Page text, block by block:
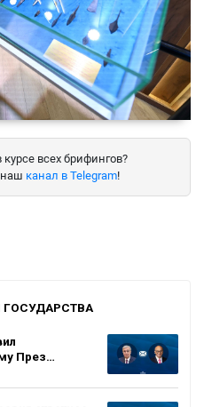
курсе всех брифингов?
канал в Telegram!
ГОСУДАРСТВА
През…